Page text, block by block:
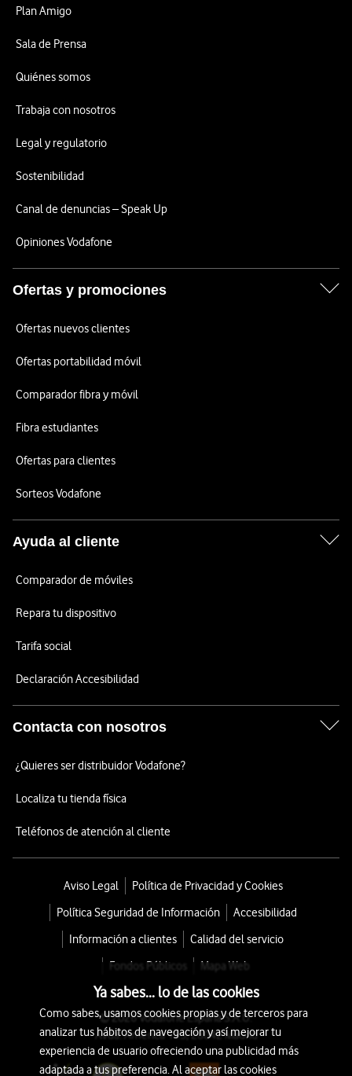
Plan Amigo
Sala de Prensa
Quiénes somos
Trabaja con nosotros
Legal y regulatorio
Sostenibilidad
Canal de denuncias – Speak Up
Opiniones Vodafone
Ofertas y promociones
Ofertas nuevos clientes
Ofertas portabilidad móvil
Comparador fibra y móvil
Fibra estudiantes
Ofertas para clientes
Sorteos Vodafone
Ayuda al cliente
Comparador de móviles
Repara tu dispositivo
Tarifa social
Declaración Accesibilidad
Contacta con nosotros
¿Quieres ser distribuidor Vodafone?
Localiza tu tienda física
Teléfonos de atención al cliente
Aviso Legal
Política de Privacidad y Cookies
Política Seguridad de Información
Accesibilidad
Información a clientes
Calidad del servicio
Fondos Públicos
Mapa Web
© 2026 Vodafone España S.A.U.
Avda. América 115, 28042 Madrid
Ya sabes... lo de las cookies
Como sabes, usamos cookies propias y de terceros para
analizar tus hábitos de navegación y así mejorar tu
experiencia de usuario ofreciendo una publicidad más
adaptada a tus preferencia. Al aceptar las cookies